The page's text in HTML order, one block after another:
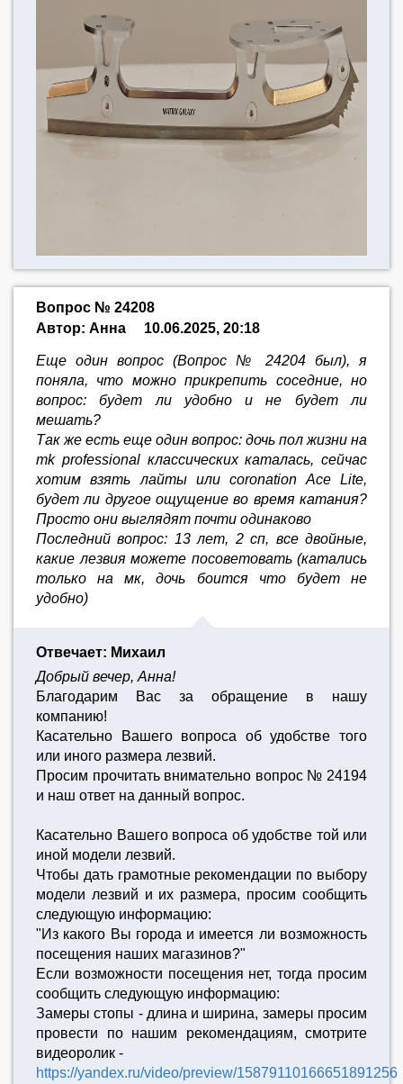
Вопрос № 24208
Автор: Анна
10.06.2025, 20:18
Еще один вопрос (Вопрос № 24204 был), я
поняла, что можно прикрепить соседние, но
вопрос: будет ли удобно и не будет ли
мешать?
Так же есть еще один вопрос: дочь пол жизни на
mk professional классических каталась, сейчас
хотим взять лайты или coronation Ace Lite,
будет ли другое ощущение во время катания?
Просто они выглядят почти одинаково
Последний вопрос: 13 лет, 2 сп, все двойные,
какие лезвия можете посоветовать (катались
только на мк, дочь боится что будет не
удобно)
Отвечает: Михаил
Добрый вечер, Анна!
Благодарим Вас за обращение в нашу
компанию!
Касательно Вашего вопроса об удобстве того
или иного размера лезвий.
Просим прочитать внимательно вопрос № 24194
и наш ответ на данный вопрос.
Касательно Вашего вопроса об удобстве той или
иной модели лезвий.
Чтобы дать грамотные рекомендации по выбору
модели лезвий и их размера, просим сообщить
следующую информацию:
"Из какого Вы города и имеется ли возможность
посещения наших магазинов?"
Если возможности посещения нет, тогда просим
сообщить следующую информацию:
Замеры стопы - длина и ширина, замеры просим
провести по нашим рекомендациям, смотрите
видеоролик -
https://yandex.ru/video/preview/15879110166651891256